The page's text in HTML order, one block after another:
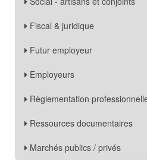
Fiscal & juridique
Futur employeur
Employeurs
Règlementation
Ressources documentaires
Marchés publics / privés